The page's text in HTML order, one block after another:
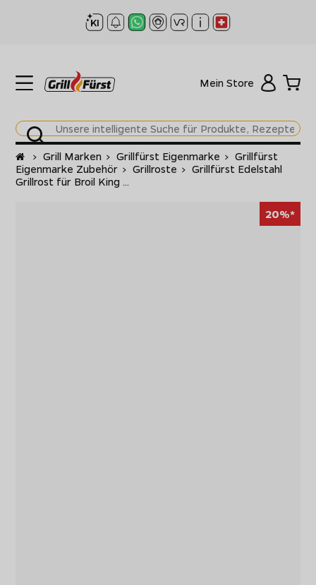
Mein Store
Startseite
> Grill Marken > Grillfürst Eigenmarke > Grillfürst
Eigenmarke Zubehör > Grillroste > Grillfürst Edelstahl
Grillrost für Broil King ...
20%*